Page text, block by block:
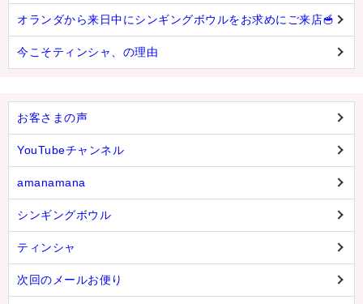
オランダから来日中にシンギングボウルをお求めにご来店🥣
今こそティンシャ、の理由
お客さまの声
YouTubeチャンネル
amanamana
シンギングボウル
ティンシャ
次回のメールお便り